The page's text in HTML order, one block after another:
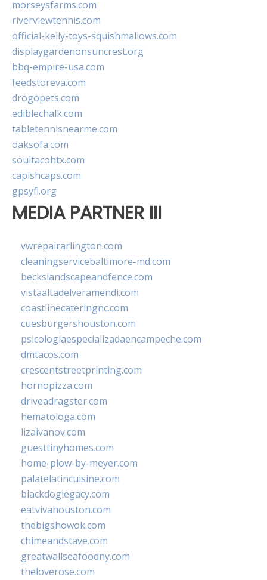
morseysfarms.com
riverviewtennis.com
official-kelly-toys-squishmallows.com
displaygardenonsuncrest.org
bbq-empire-usa.com
feedstoreva.com
drogopets.com
ediblechalk.com
tabletennisnearme.com
oaksofa.com
soultacohtx.com
capishcaps.com
gpsyfl.org
MEDIA PARTNER III
vwrepairarlington.com
cleaningservicebaltimore-md.com
beckslandscapeandfence.com
vistaaltadelveramendi.com
coastlinecateringnc.com
cuesburgershouston.com
psicologiaespecializadaencampeche.com
dmtacos.com
crescentstreetprinting.com
hornopizza.com
driveadragster.com
hematologa.com
lizaivanov.com
guesttinyhomes.com
home-plow-by-meyer.com
palatelatincuisine.com
blackdoglegacy.com
eatvivahouston.com
thebigshowok.com
chimeandstave.com
greatwallseafoodny.com
theloverose.com